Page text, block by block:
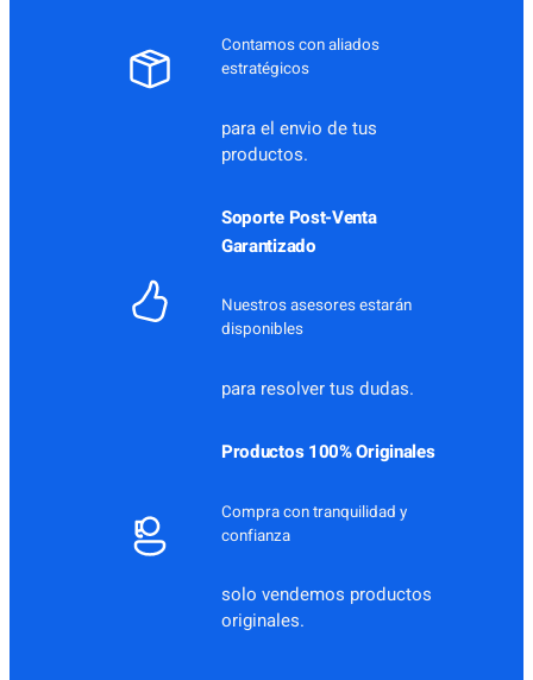
Contamos con aliados
estratégicos
para el envio de tus
productos.
Soporte Post-Venta
Garantizado
Nuestros asesores estarán
disponibles
para resolver tus dudas.
Productos 100% Originales
Compra con tranquilidad y
confianza
solo vendemos productos
originales.